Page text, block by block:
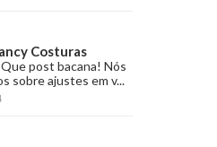
Costuras
post bacana! Nós
sobre ajustes em v...